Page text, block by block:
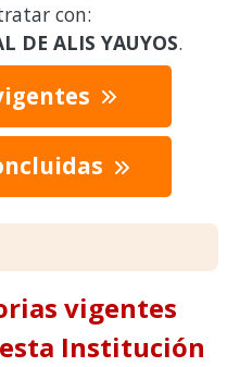
con:
DE ALIS YAUYOS.
vigentes
Institución